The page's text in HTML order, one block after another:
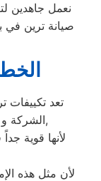
نعمل جاهدين
صيانة ترين في
تعد تكييفات
الشركة و أكثرها مبيعاً بين بقية المنتجات الأخرى,
لأنها قوية
لأن مثل هذه